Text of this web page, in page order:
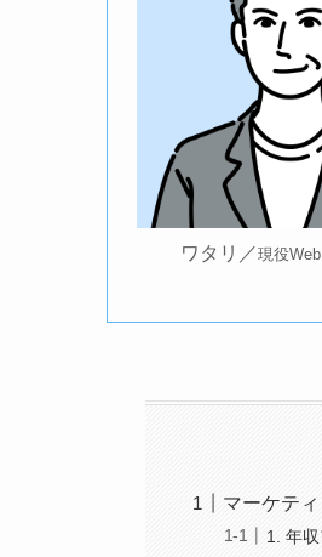
ワタリ／現役
マーケテ
1. 年